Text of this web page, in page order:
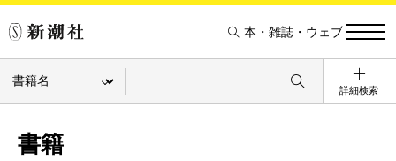
本・雑誌・ウェブ
詳細検索
書籍